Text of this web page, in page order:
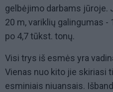
gelbėjimo darbams jūroje.
20 m, variklių galingumas
po 4,7 tūkst. tonų.
Visi trys iš esmės yra
Vienas nuo kito jie skiriasi
esminiais niuansais.